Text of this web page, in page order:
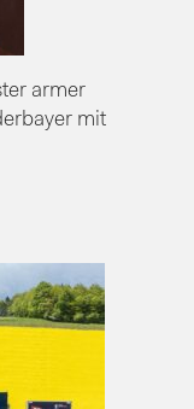
armer
mit